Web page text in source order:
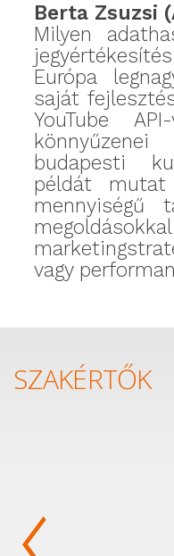
Berta Zsuzsi
Milyen
Európa
saját
YouTube
budapesti
példát mutat
mennyiségű
vagy
SZAKÉRTŐK